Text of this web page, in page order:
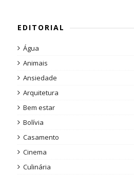
EDITORIAL
Água
Animais
Ansiedade
Arquitetura
Bem estar
Bolívia
Casamento
Cinema
Culinária